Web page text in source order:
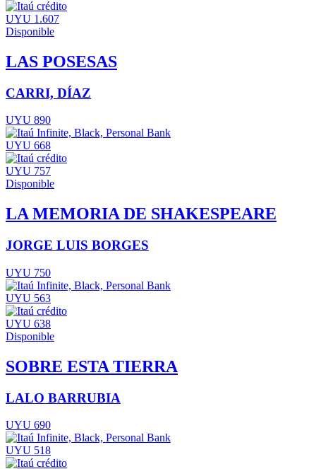
UYU 1.607
Disponible
LAS POSESAS
CARRI, DÍAZ
UYU 890
UYU 668
UYU 757
Disponible
LA MEMORIA DE SHAKESPEARE
JORGE LUIS BORGES
UYU 750
UYU 563
UYU 638
Disponible
SOBRE ESTA TIERRA
LALO BARRUBIA
UYU 690
UYU 518